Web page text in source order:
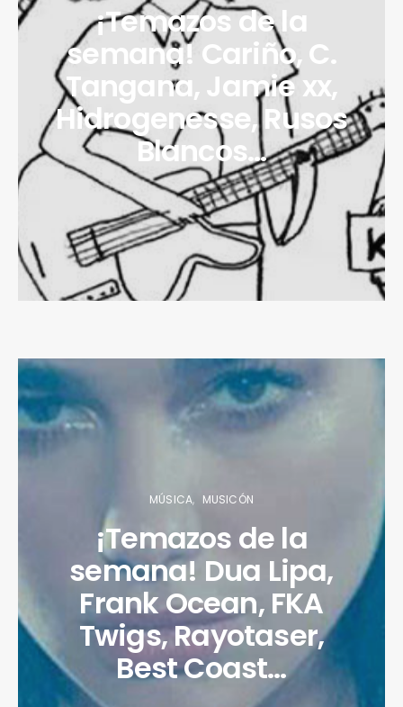
¡Temazos de la
semana! Cariño, C.
Tangana, Jamie xx,
Hidrogenesse, Rusos
Blancos…
MÚSICA MUSICÓN
¡Temazos de la
semana! Dua Lipa,
Frank Ocean, FKA
Twigs, Rayotaser,
Best Coast…